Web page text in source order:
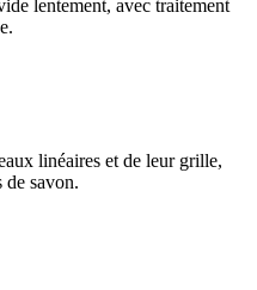
lentement, avec traitement
linéaires et de leur grille,
de savon.